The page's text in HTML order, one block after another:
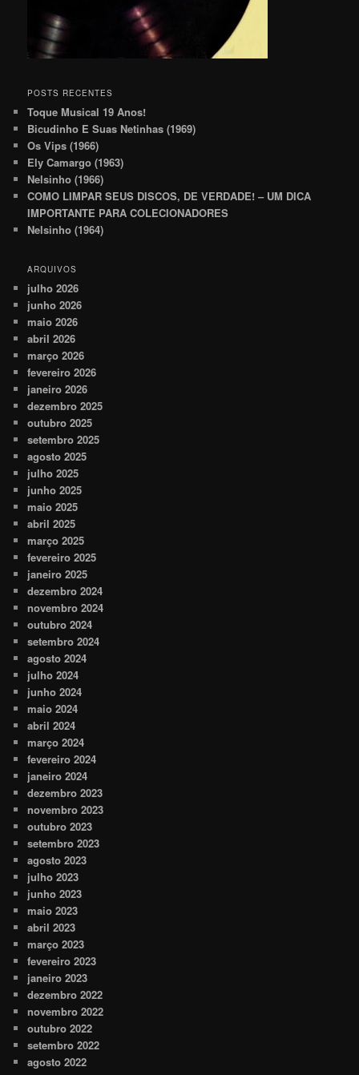
POSTS RECENTES
Toque Musical 19 Anos!
Bicudinho E Suas Netinhas (1969)
Os Vips (1966)
Ely Camargo (1963)
Nelsinho (1966)
COMO LIMPAR SEUS DISCOS, DE VERDADE! – UM DICA
IMPORTANTE PARA COLECIONADORES
Nelsinho (1964)
ARQUIVOS
julho 2026
junho 2026
maio 2026
abril 2026
março 2026
fevereiro 2026
janeiro 2026
dezembro 2025
outubro 2025
setembro 2025
agosto 2025
julho 2025
junho 2025
maio 2025
abril 2025
março 2025
fevereiro 2025
janeiro 2025
dezembro 2024
novembro 2024
outubro 2024
setembro 2024
agosto 2024
julho 2024
junho 2024
maio 2024
abril 2024
março 2024
fevereiro 2024
janeiro 2024
dezembro 2023
novembro 2023
outubro 2023
setembro 2023
agosto 2023
julho 2023
junho 2023
maio 2023
abril 2023
março 2023
fevereiro 2023
janeiro 2023
dezembro 2022
novembro 2022
outubro 2022
setembro 2022
agosto 2022